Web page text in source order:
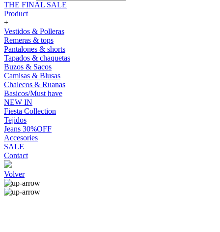
THE FINAL SALE
Product
+
Vestidos & Polleras
Remeras & tops
Pantalones & shorts
Tapados & chaquetas
Buzos & Sacos
Camisas & Blusas
Chalecos & Ruanas
Basicos/Must have
NEW IN
Fiesta Collection
Tejidos
Jeans 30%OFF
Accesories
SALE
Contact
Volver